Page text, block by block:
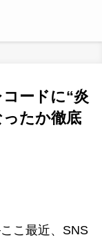
ードに“炎
たか徹底
こ最近、SNS